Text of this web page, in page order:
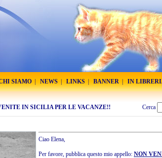
SIAMO NEWS LINKS BANNER IN
IN SICILIA PER LE VACANZE!! Cerca
Ciao Elena,
Per favore, pubblica questo mio appello: NON